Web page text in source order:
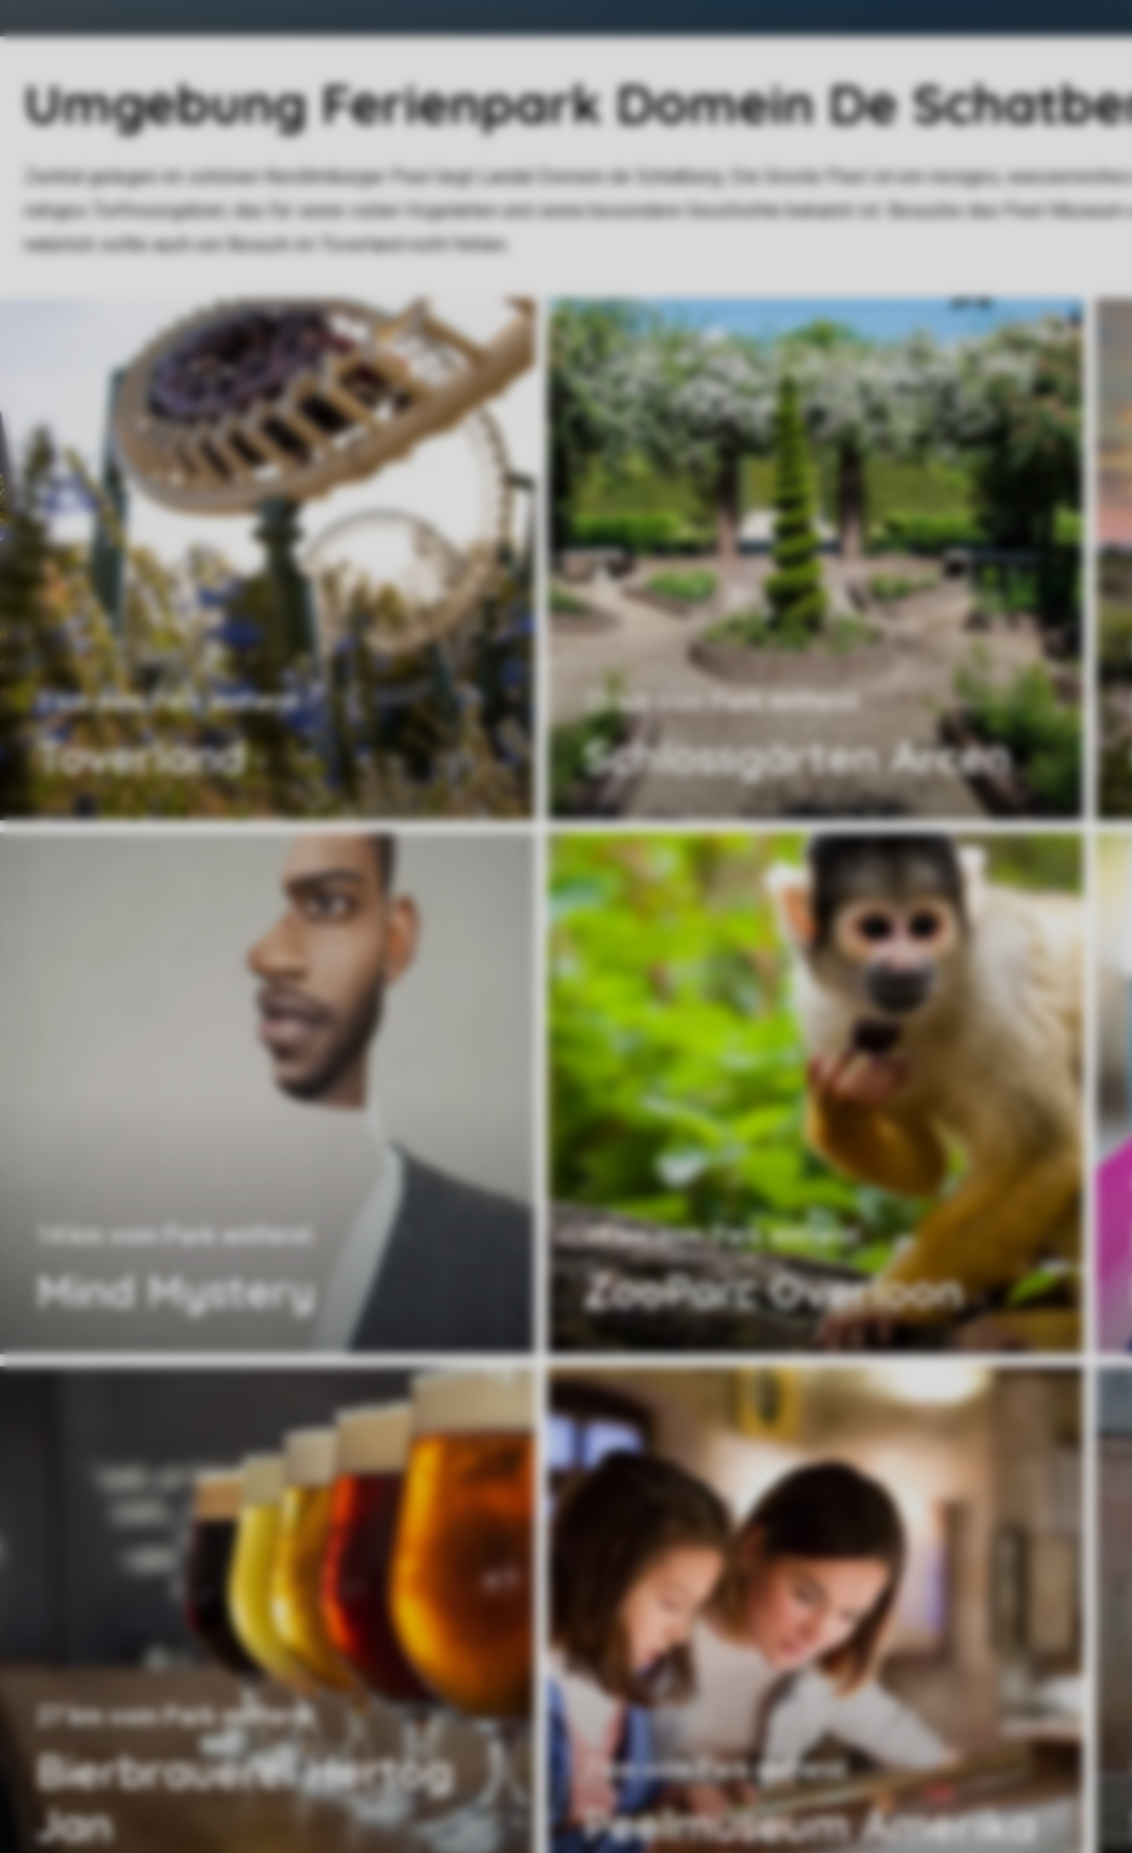
Umgebung Ferienpark Domein De
Zentral gelegen im schönen Nordlimburger Peel liegt Landal Domein de Schatberg. Die Groote Peel ist ein riesiges,
ruhiges Torfmoorgebiet, das für seine vielen Vogelarten und seine besondere Geschichte bekannt ist. Besuche das Peel-Museum
natürlich sollte auch ein Besuch im Toverland nicht fehlen.
Toverland
3 km vom Park entfernt
Schlossgärten Arcen
23 km vom Park entfernt
Mind Mystery
14 km vom Park entfernt
ZooParc Overloon
29 km vom Park entfernt
Bierbrauerei Hertog
Jan
27 km vom Park entfernt
Peelmuseum Amerika
7 km vom Park entfernt